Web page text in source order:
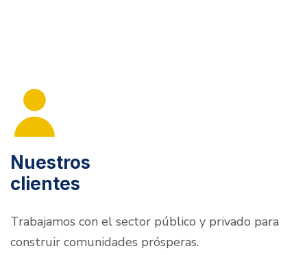
Nuestros
clientes
Trabajamos con el sector público y privado para
construir comunidades prósperas.